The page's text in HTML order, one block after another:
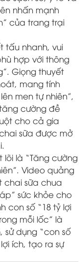
nhấn mạnh
của trang trại
tấu nhanh, vui
hợp với thông
Giọng thuyết
mang tính
men tự nhiên”,
cường đề
cho cả gia
sữa được mở
lõi là “Tăng cường
Video quảng
chai sữa chua
sức khỏe cho
con số “18 tỷ lợi
mỗi lốc” là
sử dụng “con số
ích, tạo ra sự